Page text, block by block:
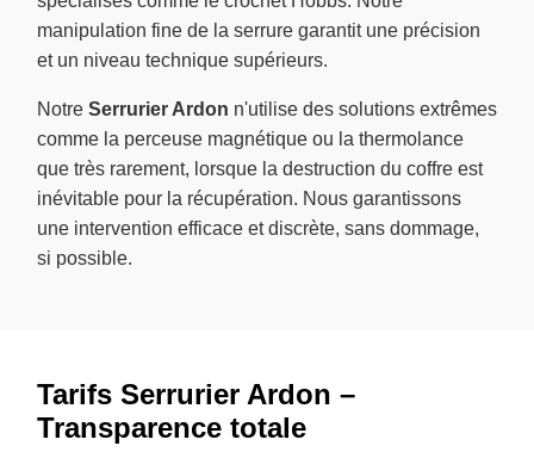
manipulation fine de la serrure garantit une précision
et un niveau technique supérieurs.
Notre Serrurier Ardon n'utilise des solutions extrêmes
comme la perceuse magnétique ou la thermolance
que très rarement, lorsque la destruction du coffre est
inévitable pour la récupération. Nous garantissons
une intervention efficace et discrète, sans dommage,
si possible.
Tarifs Serrurier Ardon –
Transparence totale